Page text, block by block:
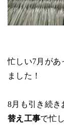
忙しい7月があ
ました！
8月も引き続き
替え工事で忙